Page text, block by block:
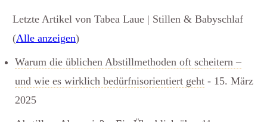
Letzte Artikel von Tabea Laue | Stillen & Babyschlaf
(Alle anzeigen)
Warum die üblichen Abstillmethoden oft scheitern –
und wie es wirklich bedürfnisorientiert geht - 15. März
2025